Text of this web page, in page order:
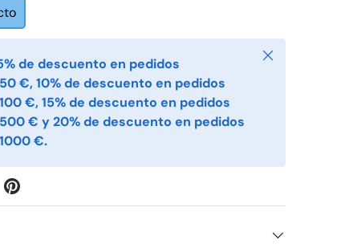
de descuento en pedidos
€, 10% de descuento en pedidos
€, 15% de descuento en pedidos
€ y 20% de descuento en pedidos
€.
Cerrar